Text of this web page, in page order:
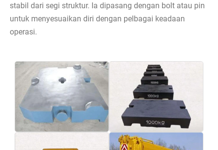
stabil dari segi struktur. Ia dipasang dengan bolt atau pin
untuk menyesuaikan diri dengan pelbagai keadaan
operasi.